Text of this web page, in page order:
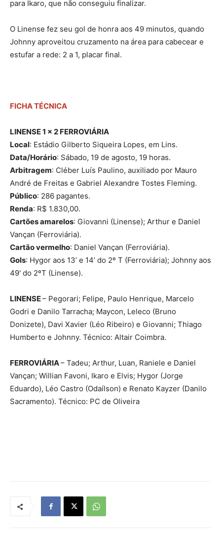
para Íkaro, que não conseguiu finalizar.
O Linense fez seu gol de honra aos 49 minutos, quando
Johnny aproveitou cruzamento na área para cabecear e
estufar a rede: 2 a 1, placar final.
FICHA TÉCNICA
LINENSE 1 x 2 FERROVIÁRIA
Local: Estádio Gilberto Siqueira Lopes, em Lins.
Data/Horário: Sábado, 19 de agosto, 19 horas.
Arbitragem: Cléber Luís Paulino, auxiliado por Mauro
André de Freitas e Gabriel Alexandre Tostes Fleming.
Público: 286 pagantes.
Renda: R$ 1.830,00.
Cartões amarelos: Giovanni (Linense); Arthur e Daniel
Vançan (Ferroviária).
Cartão vermelho: Daniel Vançan (Ferroviária).
Gols: Hygor aos 13’ e 14’ do 2º T (Ferroviária); Johnny aos
49' do 2ºT (Linense).
LINENSE– Pegorari; Felipe, Paulo Henrique, Marcelo
Godri e Danilo Tarracha; Maycon, Leleco (Bruno
Donizete), Davi Xavier (Léo Ribeiro) e Giovanni; Thiago
Humberto e Johnny. Técnico: Altair Coimbra.
FERROVIÁRIA– Tadeu; Arthur, Luan, Raniele e Daniel
Vançan; Willian Favoni, Ikaro e Elvis; Hygor (Jorge
Eduardo), Léo Castro (Odaílson) e Renato Kayzer (Danilo
Sacramento). Técnico: PC de Oliveira